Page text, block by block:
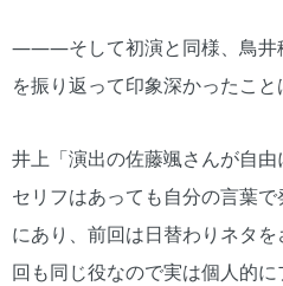
―――そして初演と同様、鳥井
を振り返って印象深かったこと
井上「演出の佐藤颯さんが自由
セリフはあっても自分の言葉
にあり、前回は日替わりネタ
回も同じ役なので実は個人的